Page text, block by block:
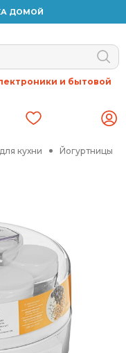
ДОМОЙ
и бытовой
кухни Йогуртницы